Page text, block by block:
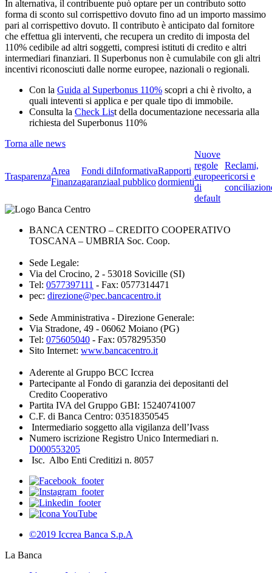
In alternativa, il contribuente può optare per un contributo sotto
forma di sconto sul corrispettivo dovuto fino ad un importo massimo
pari al corrispettivo dovuto. Il contributo è anticipato dal fornitore
che effettua gli interventi, che recupera un credito di imposta del
110% cedibile ad altri soggetti, compresi istituti di credito e altri
intermediari finanziari. Il Superbonus non è cumulabile con gli altri
incentivi riconosciuti dalle norme europee, nazionali o regionali.
Con la Guida al Superbonus 110% scopri a chi è rivolto, a
quali inteventi si applica e per quale tipo di immobile.
Consulta la Check List della documentazione necessaria alla
richiesta del Superbonus 110%
Torna alle news
Trasparenza
Area
Finanza
Fondi di
garanzia
Informativa
al pubblico
Rapporti
dormienti
Nuove
regole
europee
di
default
Reclami,
ricorsi e
BANCA CENTRO – CREDITO COOPERATIVO
TOSCANA – UMBRIA Soc. Coop.
Sede Legale:
Via del Crocino, 2 - 53018 Sovicille (SI)
Tel: 0577397111 - Fax: 0577314471
pec: direzione@pec.bancacentro.it
Sede Amministrativa - Direzione Generale:
Via Stradone, 49 - 06062 Moiano (PG)
Tel: 075605040 - Fax: 0578295350
Sito Internet: www.bancacentro.it
Aderente al Gruppo BCC Iccrea
Partecipante al Fondo di garanzia dei depositanti del
Credito Cooperativo
Partita IVA del Gruppo GBI: 15240741007
C.F. di Banca Centro: 03518350545
Intermediario soggetto alla vigilanza dell’Ivass
Numero iscrizione Registro Unico Intermediari n.
D000553205
Isc. Albo Enti Creditizi n. 8057
©2019 Iccrea Banca S.p.A
La Banca